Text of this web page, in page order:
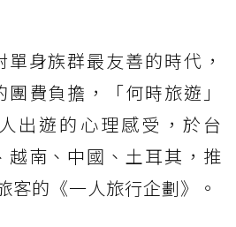
身族群最友善的時代，
費負擔，「何時旅遊」
出遊的心理感受，於台
越南、中國、土耳其，推
客的《一人旅行企劃》。